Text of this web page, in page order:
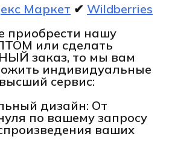
Маркет ✔ Wildberries
приобрести нашу
или сделать
заказ, то мы вам
индивидуальные
сервис:
дизайн: От
по вашему запросу
ваших